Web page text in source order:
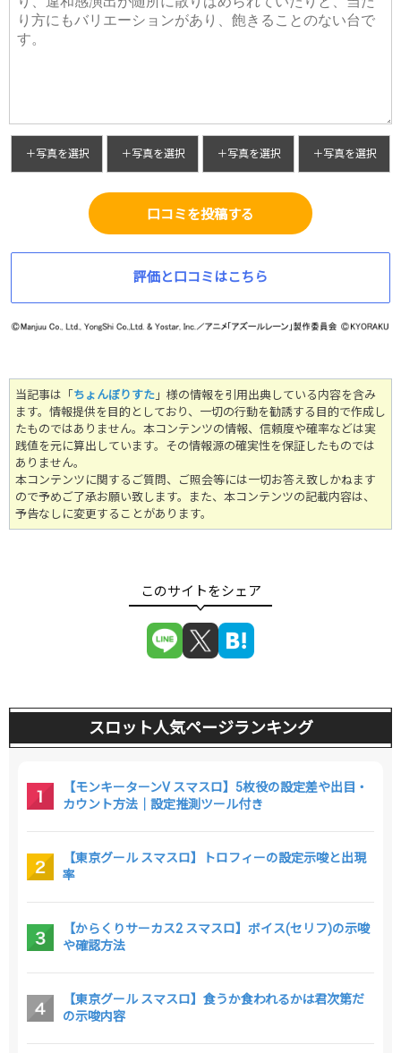
＋写真を選択 ＋写真を選択 ＋写真を選択 ＋写真を選択
口コミを投稿する
評価と口コミはこちら
当記事は「 ちょんぼりすた 」様の情報を引用出典している内容を含み
ます。情報提供を目的としており、一切の行動を勧誘する目的で作成し
たものではありません。 本コンテンツの情報、信頼度や確率などは実
践値を元に算出しています。その情報源の確実性を保証したものでは
ありません。
本コンテンツに関するご質問、ご照会等には一切お答え致しかねます
ので予めご了承お願い致します。また、本コンテンツの記載内容は、
予告なしに変更することがあります。
スロット人気ページランキング
【モンキーターンV スマスロ】5枚役の設定差や出目・
カウント方法｜設定推測ツール付き
【東京グール スマスロ】トロフィーの設定示唆と出現
率
【からくりサーカス2 スマスロ】ボイス(セリフ)の示唆
や確認方法
【東京グール スマスロ】食うか食われるかは君次第だ
の示唆内容